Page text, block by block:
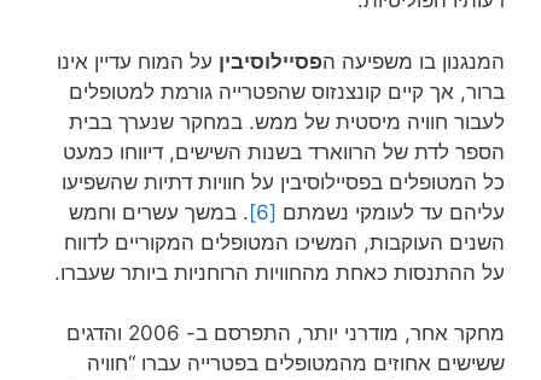
המנגנון בו משפיעה הפסיילוסיבין על המוח עדיין אינו
ברור, אך קיים קונצנזוס שהפטרייה גורמת למטופלים
לעבור חוויה מיסטית של ממש. במחקר שנערך בבית
הספר לדת של הרווארד בשנות השישים, דיווחו כמעט
כל המטופלים בפסיילוסיבין על חוויות דתיות שהשפיעו
עליהם עד לעומקי נשמתם [6]
. במשך עשרים וחמש
השנים העוקבות, המשיכו המטופלים המקוריים לדווח
על ההתנסות כאחת מהחוויות הרוחניות ביותר שעברו.
מחקר אחר, מודרני יותר, התפרסם ב- 2006 והדגים
ששישים אחוזים מהמטופלים בפטרייה עברו “חוויה